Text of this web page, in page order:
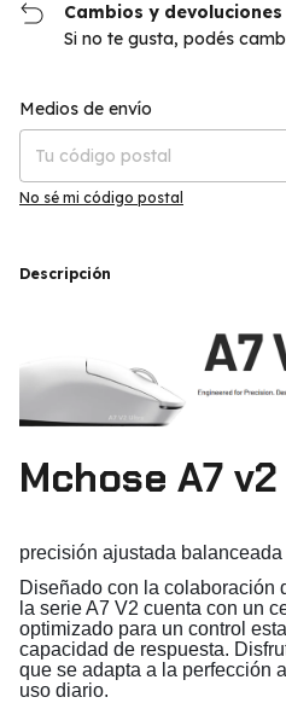
Cambios y devoluciones
Si no te gusta, podés
Entregas para el CP:
Medios de envío
No sé mi código postal
Descripción
Mchose A7
precisión ajustada balanceada
Diseñado con la colaboración
la serie A7 V2 cuenta con un
optimizado para un control
capacidad de respuesta.
que se adapta a la perfección
uso diario.